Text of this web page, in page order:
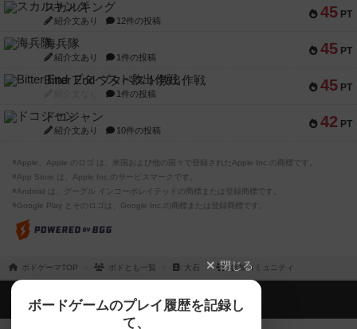
45 PT
スカルキング
紹介文あり 12件の投稿
45 PT
海兵隊
紹介文あり 1件の投稿
45 PT
Bitter End ブタペスト救出作戦
1件の投稿
42 PT
ドコジャン
紹介文あり 10件の投稿
※Apple、Apple のロゴ は、米国および他の国々で登録されたApple Inc.の商標です。
※App Store は、Apple Inc.のサービスマークです。
※Android は、グーグル インコーポレイテッドの商標または登録商標です。
※Google Play とそのロゴは、Google Inc.の商標または登録商標です。
ボドゲーマTOP ボドとも一覧 大石 参加コミュニティ
閉じる
ボードゲームのプレイ履歴を記録し
て、
ボドゲーマTOP